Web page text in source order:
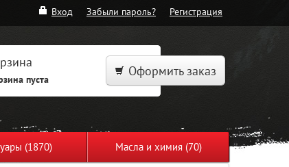
Вход Забыли пароль? Регистрация
пуста
Оформить заказ
(1870) Масла и химия (70)